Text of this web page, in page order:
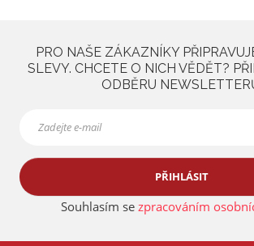
n
a
PRO NAŠE ZÁKAZNÍKY
SLEVY. CHCETE O NICH VĚDĚT?
ODBĚRU
PŘIHLÁSIT
Souhlasím se zpracováním